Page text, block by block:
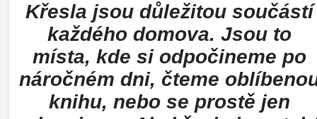
Křesla jsou důležitou součástí
každého domova. Jsou to
místa, kde si odpočineme po
náročném dni, čteme
knihu, nebo se prostě jen